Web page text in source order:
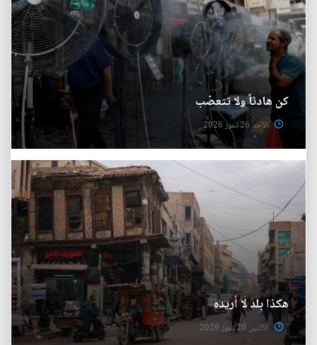
كن هادئاً ولا تتعصّب
الأحد 26 تموز 2026
هكذا بلد لا أريده
الأثنين 20 تموز 2026